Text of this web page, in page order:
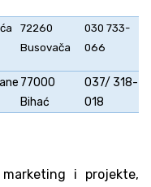
72260
Busovača
030 733-
066
77000
Bihać
037/ 318-
018
i projekte,